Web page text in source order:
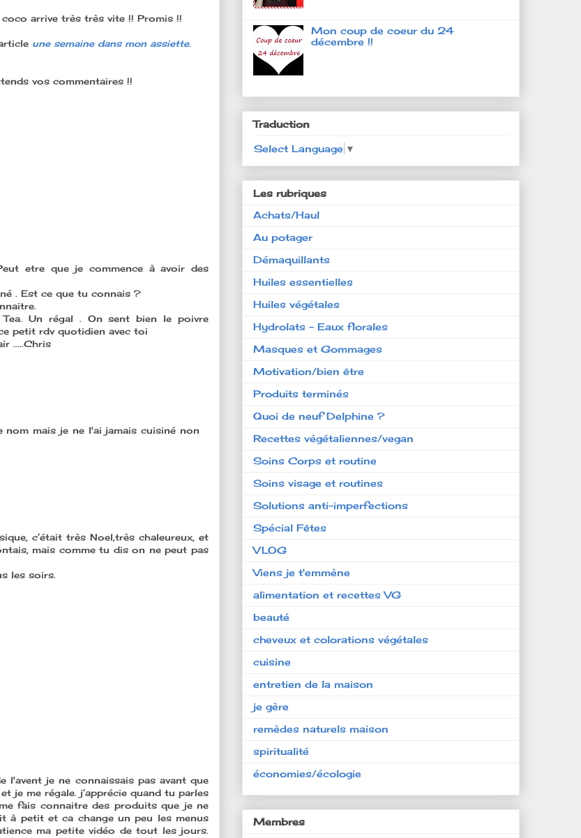
arrive très très vite !! Promis !!
une semaine dans mon assiette.
vos commentaires !!
etre que je commence à avoir des
. Est ce que tu connais ?
Un régal . On sent bien le poivre
petit rdv quotidien avec toi
.....Chris
mais je ne l'ai jamais cuisiné non
c’était très Noel,très chaleureux, et
mais comme tu dis on ne peut pas
les soirs.
l'avent je ne connaissais pas avant que
je me régale. j’apprécie quand tu parles
fais connaitre des produits que je ne
à petit et ca change un peu les menus
ma petite vidéo de tout les jours.
Mon coup de coeur du 24
décembre !!
Traduction
Select Language ▼
Les rubriques
Achats/Haul
Au potager
Démaquillants
Huiles essentielles
Huiles végétales
Hydrolats - Eaux florales
Masques et Gommages
Motivation/bien être
Produits terminés
Quoi de neuf Delphine ?
Recettes végétaliennes/vegan
Soins Corps et routine
Soins visage et routines
Solutions anti-imperfections
Spécial Fêtes
VLOG
Viens je t'emmène
alimentation et recettes VG
beauté
cheveux et colorations végétales
cuisine
entretien de la maison
je gère
remèdes naturels maison
spiritualité
économies/écologie
Membres